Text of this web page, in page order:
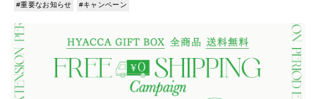
#重要なお知らせ #キャンペーン